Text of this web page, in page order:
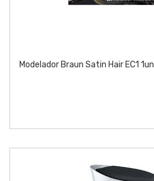
Modelador Braun Satin Hair EC1 1un